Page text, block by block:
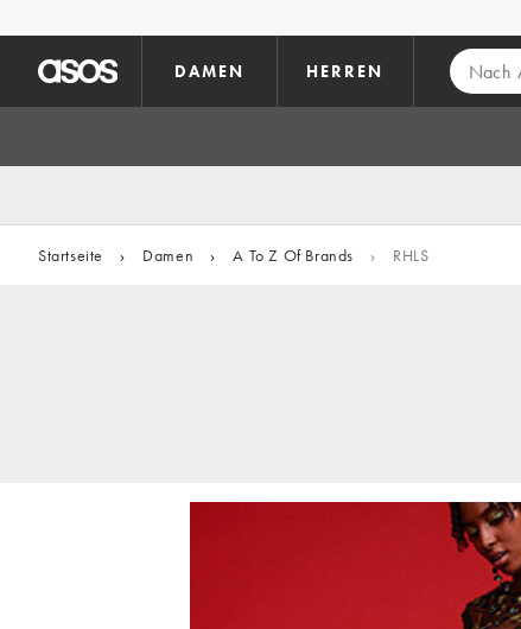
DAMEN HERREN
Startseite › Damen › A To Z Of Brands › RHLS